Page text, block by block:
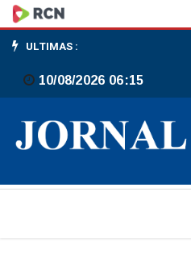
Micro
e
pequenas
empresas
negócios
ULTIMAS :
10/08/2026 06:15